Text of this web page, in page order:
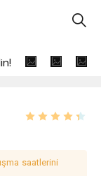
A
saatlerini